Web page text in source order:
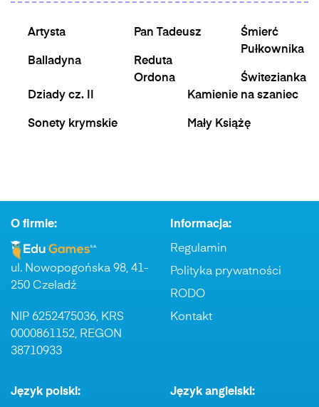
Artysta
Balladyna
Pan Tadeusz
Reduta
Ordona
Śmierć
Pułkownika
Świtezianka
Dziady cz. II
Sonety krymskie
Kamienie na szaniec
Mały Książę
O firmie:
ul. Nowopogońska 98, 41-
250 Czeladź
NIP 6252475036, KRS
0000861152, REGON
38710933
Informacja:
Regulamin
Polityka prywatności
RODO
Kontakt
Język polski: Język angielski: